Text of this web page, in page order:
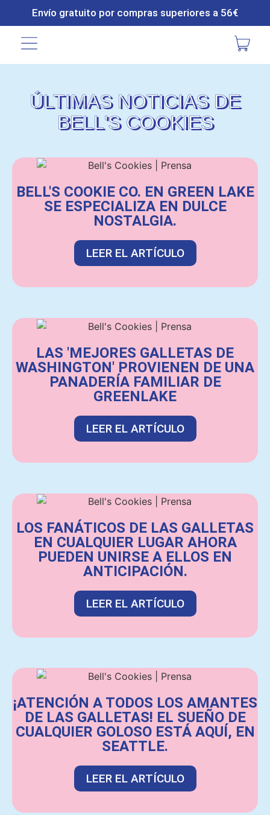
Envío gratuito por compras superiores a 56€
ÚLTIMAS NOTICIAS DE
BELL'S COOKIES
BELL'S COOKIE CO. EN GREEN LAKE
SE ESPECIALIZA EN DULCE
NOSTALGIA.
LEER EL ARTÍCULO
LAS 'MEJORES GALLETAS DE
WASHINGTON' PROVIENEN DE UNA
PANADERÍA FAMILIAR DE
GREENLAKE
LEER EL ARTÍCULO
LOS FANÁTICOS DE LAS GALLETAS
EN CUALQUIER LUGAR AHORA
PUEDEN UNIRSE A ELLOS EN
ANTICIPACIÓN.
LEER EL ARTÍCULO
¡ATENCIÓN A TODOS LOS AMANTES
DE LAS GALLETAS! EL SUEÑO DE
CUALQUIER GOLOSO ESTÁ AQUÍ, EN
SEATTLE.
LEER EL ARTÍCULO